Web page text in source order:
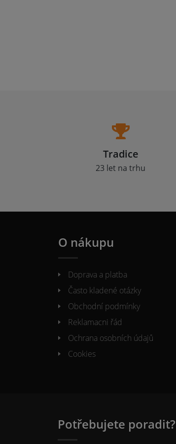
Tradice
23 let na trhu
O nákupu
Doprava a platba
Často kladené otázky
Obchodní podmínky
Reklamacni řád
Ochrana osobních údajů
Cookies
Potřebujete poradit?